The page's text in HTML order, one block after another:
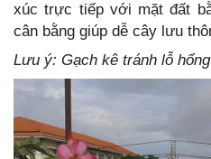
xúc trực tiếp với mặt đất
cân bằng giúp dễ cây lưu
Lưu ý: Gạch kê tránh lỗ